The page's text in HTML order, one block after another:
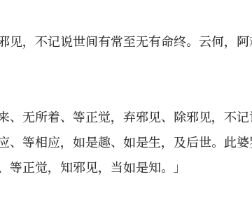
见，不记说世间有常至无有命终。云何，
、无所着、等正觉，弃邪见、除邪见，不
、等相应，如是趣、如是生，及后世。此
正觉，知邪见，当如是知。」